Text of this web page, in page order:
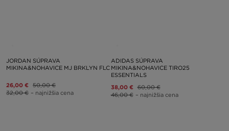
JORDAN SÚPRAVA
MIKINA&NOHAVICE MJ BRKLYN FLC
26,00 € 50,00 €
32,00 € – najnižšia cena
ADIDAS SÚPRAVA
MIKINA&NOHAVICE TIRO25
ESSENTIALS
38,00 € 60,00 €
46,00 € – najnižšia cena